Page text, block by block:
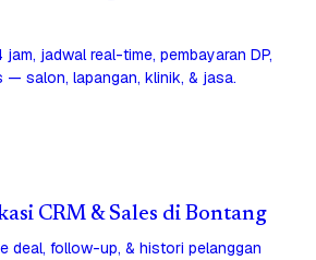
jadwal real-time, pembayaran DP,
— salon, lapangan, klinik, & jasa.
CRM & Sales di Bontang
deal, follow-up, & histori pelanggan